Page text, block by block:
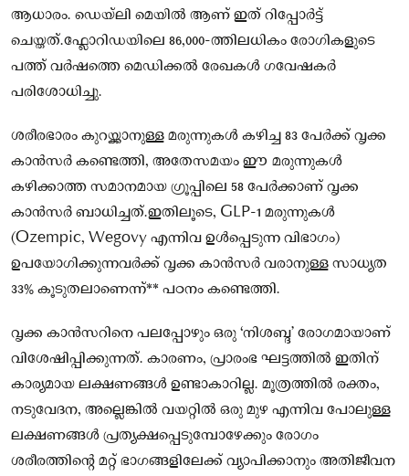
ആധാരം. ഡെയ്ലി മെയിൽ ആണ് ഇത് റിപ്പോർട്ട്
ചെയ്തത്.ഫ്ലോറിഡയിലെ 86,000-ത്തിലധികം രോഗികളുടെ
പത്ത് വർഷത്തെ മെഡിക്കൽ രേഖകൾ ഗവേഷകർ
പരിശോധിച്ചു.
ശരീരഭാരം കുറയ്ക്കാനുള്ള മരുന്നുകൾ കഴിച്ച 83 പേർക്ക് വൃക്ക
കാൻസർ കണ്ടെത്തി, അതേസമയം ഈ മരുന്നുകൾ
കഴിക്കാത്ത സമാനമായ ഗ്രൂപ്പിലെ 58 പേർക്കാണ് വൃക്ക
കാൻസർ ബാധിച്ചത്.ഇതിലൂടെ, GLP-1 മരുന്നുകൾ
(Ozempic, Wegovy എന്നിവ ഉൾപ്പെടുന്ന വിഭാഗം)
ഉപയോഗിക്കുന്നവർക്ക് വൃക്ക കാൻസർ വരാനുള്ള സാധ്യത
33% കൂടുതലാണെന്ന്** പഠനം കണ്ടെത്തി.
വൃക്ക കാൻസറിനെ പലപ്പോഴും ഒരു ‘നിശബ്ദ’ രോഗമായാണ്
വിശേഷിപ്പിക്കുന്നത്. കാരണം, പ്രാരംഭ ഘട്ടത്തിൽ ഇതിന്
കാര്യമായ ലക്ഷണങ്ങൾ ഉണ്ടാകാറില്ല. മൂത്രത്തിൽ രക്തം,
നടുവേദന, അല്ലെങ്കിൽ വയറ്റിൽ ഒരു മുഴ എന്നിവ പോലുള്ള
ലക്ഷണങ്ങൾ പ്രത്യക്ഷപ്പെടുമ്പോഴേക്കും രോഗം
ശരീരത്തിന്റെ മറ്റ് ഭാഗങ്ങളിലേക്ക് വ്യാപിക്കാനും അതിജീവന